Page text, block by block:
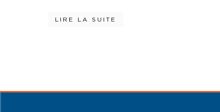
LIRE LA SUITE